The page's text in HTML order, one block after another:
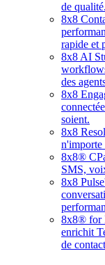
de qualité.
8x8
rapide et
8x8 AI
des
8x8
soient.
8x8
n'importe
8x8®
SMS,
8x8
8x8® for
enrichit
de